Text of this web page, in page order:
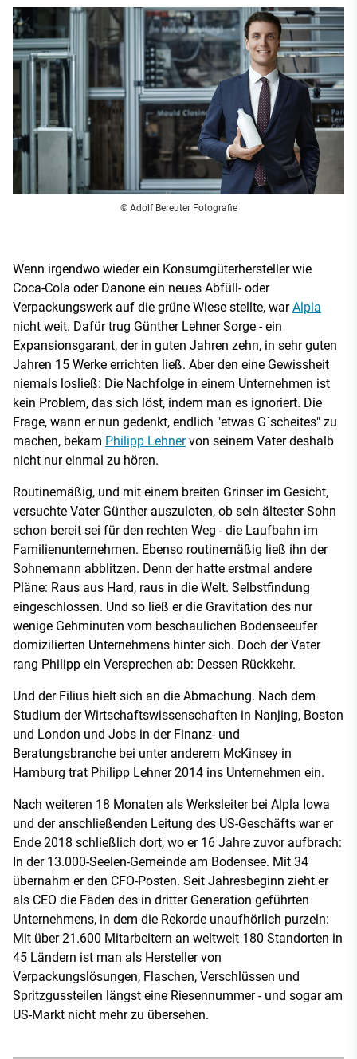
© Adolf Bereuter Fotografie
Wenn irgendwo wieder ein Konsumgüterhersteller wie
Coca-Cola oder Danone ein neues Abfüll- oder
Verpackungswerk auf die grüne Wiese stellte, warAlpla
nicht weit. Dafür trug Günther Lehner Sorge - ein
Expansionsgarant, der in guten Jahren zehn, in sehr guten
Jahren 15 Werke errichten ließ. Aber den eine Gewissheit
niemals losließ: Die Nachfolge in einem Unternehmen ist
kein Problem, das sich löst, indem man es ignoriert. Die
Frage, wann er nun gedenkt, endlich "etwas G´scheites" zu
machen, bekam Philipp Lehnervon seinem Vater deshalb
nicht nur einmal zu hören.
Routinemäßig, und mit einem breiten Grinser im Gesicht,
versuchte Vater Günther auszuloten, ob sein ältester Sohn
schon bereit sei für den rechten Weg - die Laufbahn im
Familienunternehmen. Ebenso routinemäßig ließ ihn der
Sohnemann abblitzen. Denn der hatte erstmal andere
Pläne: Raus aus Hard, raus in die Welt. Selbstfindung
eingeschlossen. Und so ließ er die Gravitation des nur
wenige Gehminuten vom beschaulichen Bodenseeufer
domizilierten Unternehmens hinter sich. Doch der Vater
rang Philipp ein Versprechen ab: Dessen Rückkehr.
Und der Filius hielt sich an die Abmachung. Nach dem
Studium der Wirtschaftswissenschaften in Nanjing, Boston
und London und Jobs in der Finanz- und
Beratungsbranche bei unter anderem McKinsey in
Hamburg trat Philipp Lehner 2014 ins Unternehmen ein.
Nach weiteren 18 Monaten als Werksleiter bei Alpla Iowa
und der anschließenden Leitung des US-Geschäfts war er
Ende 2018 schließlich dort, wo er 16 Jahre zuvor aufbrach:
In der 13.000-Seelen-Gemeinde am Bodensee. Mit 34
übernahm er den CFO-Posten. Seit Jahresbeginn zieht er
als CEO die Fäden des in dritter Generation geführten
Unternehmens, in dem die Rekorde unaufhörlich purzeln:
Mit über 21.600 Mitarbeitern an weltweit 180 Standorten in
45 Ländern ist man als Hersteller von
Verpackungslösungen, Flaschen, Verschlüssen und
Spritzgussteilen längst eine Riesennummer - und sogar am
US-Markt nicht mehr zu übersehen.